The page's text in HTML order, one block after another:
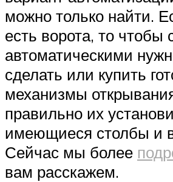
можно только найти.
есть ворота, то чтобы
автоматическими
сделать или купить
механизмы
правильно их
имеющиеся столбы и
Сейчас мы более
вам расскажем.